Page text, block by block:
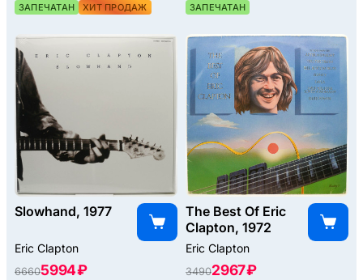
ЗАПЕЧАТАН
ХИТ ПРОДАЖ
ЗАПЕЧАТАН
Slowhand, 1977
Eric Clapton
66605994 ₽
The Best Of Eric
Clapton, 1972
Eric Clapton
34902967 ₽